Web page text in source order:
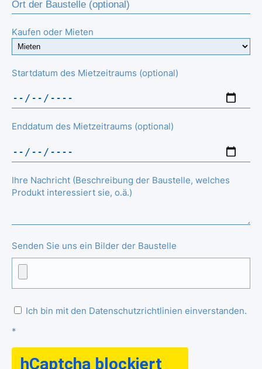
Kaufen oder Mieten
Startdatum des Mietzeitraums (optional)
Enddatum des Mietzeitraums (optional)
Ihre Nachricht (Beschreibung der Baustelle, welches
Produkt interessiert sie, o.ä.)
Senden Sie uns ein Bilder der Baustelle
Ich bin mit den Datenschutzrichtlinien einverstanden.
*